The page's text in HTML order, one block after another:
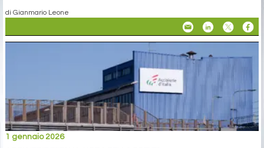
di Gianmario Leone
1 gennaio 2026